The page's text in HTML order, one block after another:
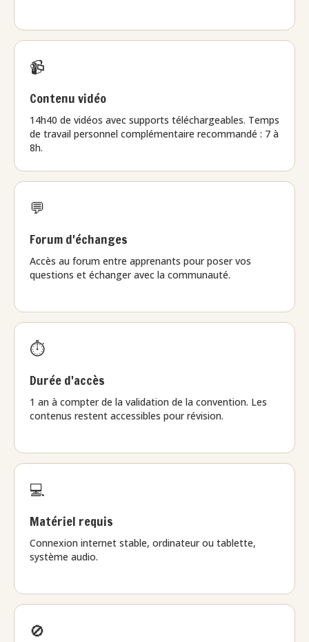
📹
Contenu vidéo
14h40 de vidéos avec supports téléchargeables. Temps
de travail personnel complémentaire recommandé : 7 à
8h.
💬
Forum d'échanges
Accès au forum entre apprenants pour poser vos
questions et échanger avec la communauté.
⏱️
Durée d'accès
1 an à compter de la validation de la convention. Les
contenus restent accessibles pour révision.
💻
Matériel requis
Connexion internet stable, ordinateur ou tablette,
système audio.
🚫